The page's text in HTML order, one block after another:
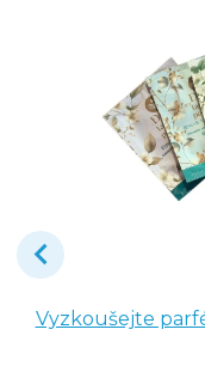
Vyzkoušejte